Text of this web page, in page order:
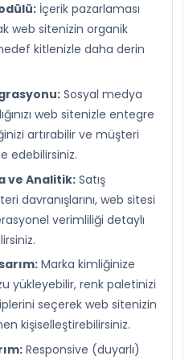
İçerik pazarlaması
web sitenizin organik
kitlenizle daha derin
Sosyal medya
web sitenizle entegre
artırabilir ve müşteri
edebilirsiniz.
ve Analitik: Satış
davranışlarını, web sitesi
verimliliği detaylı
Marka kimliğinize
yükleyebilir, renk paletinizi
seçerek web sitenizin
kişiselleştirebilirsiniz.
Responsive (duyarlı)